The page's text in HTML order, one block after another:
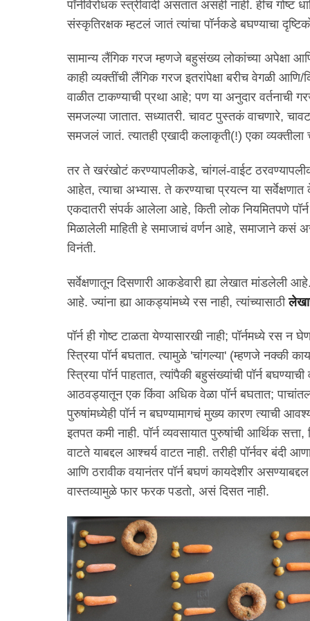
पॉर्नविरोधक स्त्रीवादी असतात असंही नाही. हीच गोष्ट
संस्कृतिरक्षक म्हटलं जातं त्यांचा पॉर्नकडे बघण्याचा
सामान्य लैंगिक गरज म्हणजे बहुसंख्य लोकांच्या अपेक्षा
काही व्यक्तींची लैंगिक गरज इतरांपेक्षा बरीच वेगळी
वाळीत टाकण्याची प्रथा आहे; पण या अनुदार वर्तनाची
समजल्या जातात. सध्यातरी. चावट पुस्तकं वाचणारे,
समजलं जातं. त्यातही एखादी कलाकृती(!) एका
तर ते खरंखोटं करण्यापलीकडे, चांगलं-वाईट
आहेत, त्याचा अभ्यास. ते करण्याचा प्रयत्न या सर्वेक्षणात
एकदातरी संपर्क आलेला आहे, किती लोक नियमितपणे पॉर्न
मिळालेली माहिती हे समाजाचं वर्णन आहे, समाजाने कसं
विनंती.
सर्वेक्षणातून दिसणारी आकडेवारी ह्या लेखात मांडलेली
आहे. ज्यांना ह्या आकड्यांमध्ये रस नाही, त्यांच्यासाठी
पॉर्न ही गोष्ट टाळता येण्यासारखी नाही; पॉर्नमध्ये रस
स्त्रिया पॉर्न बघतात. त्यामुळे 'चांगल्या' (म्हणजे नक्की
स्त्रिया पॉर्न पाहतात, त्यांपैकी बहुसंख्यांची पॉर्न
आठवड्यातून एक किंवा अधिक वेळा पॉर्न बघतात;
पुरुषांमध्येही पॉर्न न बघण्यामागचं मुख्य कारण त्याची
इतपत कमी नाही. पॉर्न व्यवसायात पुरुषांची आर्थिक
वाटते याबद्दल आश्चर्य वाटत नाही. तरीही पॉर्नवर
आणि ठरावीक वयानंतर पॉर्न बघणं कायदेशीर असण्याबद्दल
वास्तव्यामुळे फार फरक पडतो, असं दिसत नाही.